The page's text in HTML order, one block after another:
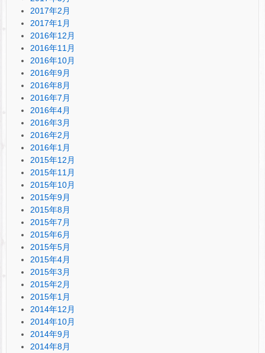
2017年2月
2017年1月
2016年12月
2016年11月
2016年10月
2016年9月
2016年8月
2016年7月
2016年4月
2016年3月
2016年2月
2016年1月
2015年12月
2015年11月
2015年10月
2015年9月
2015年8月
2015年7月
2015年6月
2015年5月
2015年4月
2015年3月
2015年2月
2015年1月
2014年12月
2014年10月
2014年9月
2014年8月